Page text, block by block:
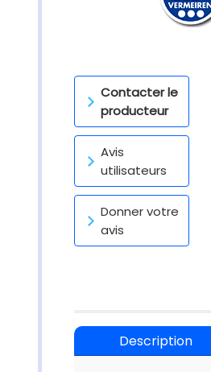
Contacter le
producteur
Avis
utilisateurs
Donner votre
avis
Description